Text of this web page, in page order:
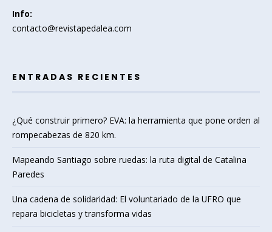
Info:
contacto@revistapedalea.com
ENTRADAS RECIENTES
¿Qué construir primero? EVA: la herramienta que pone orden al
rompecabezas de 820 km.
Mapeando Santiago sobre ruedas: la ruta digital de Catalina
Paredes
Una cadena de solidaridad: El voluntariado de la UFRO que
repara bicicletas y transforma vidas